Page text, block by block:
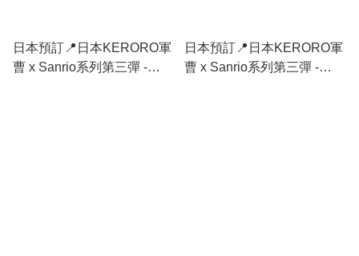
日本預訂📍日本KERORO軍
曹 x Sanrio系列第三彈 -
日本預訂📍日本KERORO軍
曹 x Sanrio系列第三彈 -